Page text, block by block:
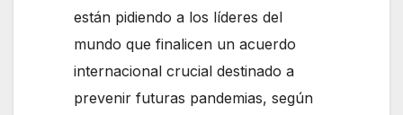
están pidiendo a los líderes del
mundo que finalicen un acuerdo
internacional crucial destinado a
prevenir futuras pandemias, según